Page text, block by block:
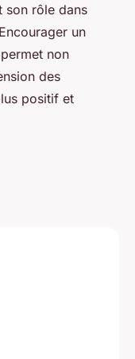
son rôle dans
un
non
des
positif et